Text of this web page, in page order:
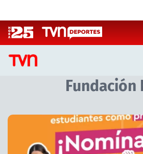
CASTING MASTERCHEF CHILE
CASTING TVN VERTICAL
TVN VERTICAL
Fundación
Artículos relacionados con Fundación